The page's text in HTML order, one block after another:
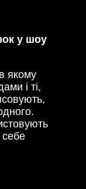
у шоу
якому
і ті,